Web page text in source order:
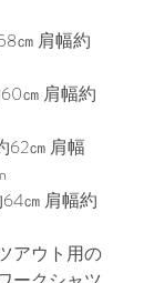
㎝ 肩幅約
㎝ 肩幅約
62㎝ 肩幅
㎝ 肩幅約
アウト用の